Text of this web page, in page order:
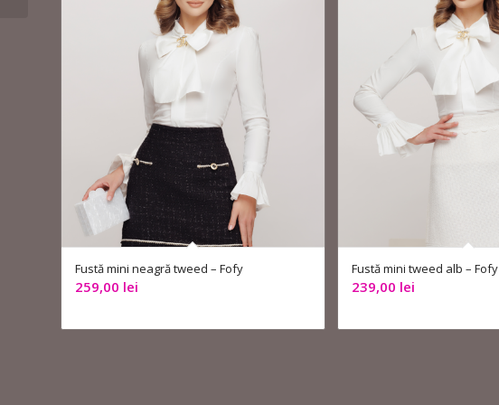
Fustă mini neagră tweed – Fofy
259,00 lei
Fustă mini tweed alb – Fofy
239,00 lei